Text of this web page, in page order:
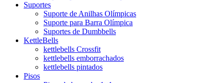
Suportes
Suporte de Anilhas Olímpicas
Suporte para Barra Olímpica
Suportes de Dumbbells
KettleBells
kettlebells Crossfit
kettlebells emborrachados
kettlebells pintados
Pisos